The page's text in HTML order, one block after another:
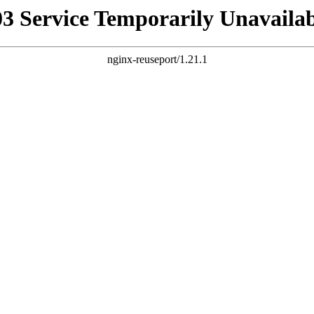
Service Temporarily
nginx-reuseport/1.21.1